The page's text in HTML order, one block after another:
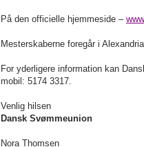
På den officielle hjemmeside –
Mesterskaberne foregår i
For yderligere information kan
mobil: 5174 3317.
Venlig hilsen
Dansk Svømmeunion
Nora Thomsen